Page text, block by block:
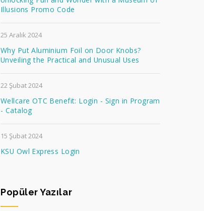
Illusions Promo Code
25 Aralık 2024
Why Put Aluminium Foil on Door Knobs?
Unveiling the Practical and Unusual Uses
22 Şubat 2024
Wellcare OTC Benefit: Login - Sign in Program
- Catalog
15 Şubat 2024
KSU Owl Express Login
Popüler Yazılar